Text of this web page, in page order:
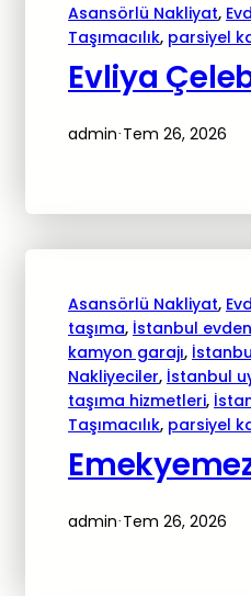
Asansörlü Nakliyat,
Taşımacılık, parsiyel
Evliya
admin· Tem 26, 2026
Asansörlü Nakliyat,
taşıma, İstanbul
kamyon garajı,
Nakliyeciler, İstanbul
taşıma hizmetleri,
Taşımacılık, parsiyel
admin· Tem 26, 2026